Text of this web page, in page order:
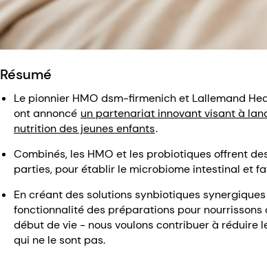
Résumé
Le pionnier HMO dsm-firmenich et Lallemand
ont annoncé un partenariat innovant visant à
nutrition des jeunes enfants.
Combinés, les HMO et les probiotiques offrent
parties, pour établir le microbiome intestinal et
En créant des solutions synbiotiques
fonctionnalité des préparations pour
début de vie - nous voulons contribuer à réduire
qui ne le sont pas.